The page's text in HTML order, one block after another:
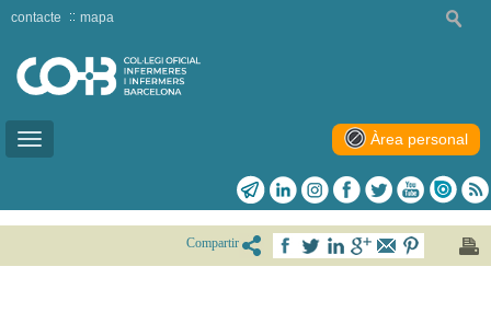
Toggle
contacte mapa
Àrea personal
Compartir